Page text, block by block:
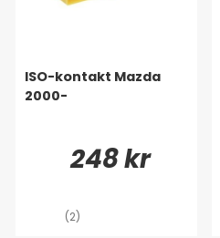
ISO-kontakt Mazda
2000-
248 kr
(2)